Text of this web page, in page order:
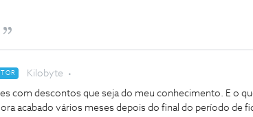
Kilobyte
com descontos que seja do meu conhecimento. E o
acabado vários meses depois do final do período de